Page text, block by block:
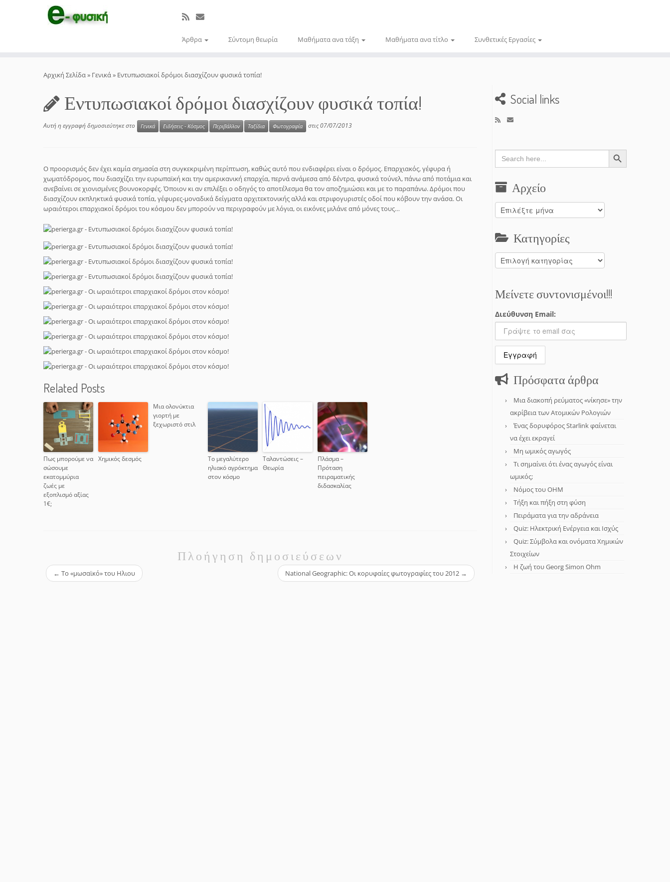
Άρθρα Σύντομη θεωρία Μαθήματα ανα τάξη Μαθήματα ανα τίτλο Συνθετικές Εργασίες
Αρχική Σελίδα» Γενικά» Εντυπωσιακοί δρόμοι διασχίζουν φυσικά τοπία!
Εντυπωσιακοί δρόμοι διασχίζουν φυσικά τοπία!
Αυτή η εγγραφή δημοσιεύτηκε στο Γενικά Ειδήσεις - Κόσμος Περιβάλλον Ταξίδια Φωτογραφία στις07/07/2013
Ο προορισμός δεν έχει καμία σημασία στη συγκεκριμένη περίπτωση, καθώς αυτό που ενδιαφέρει είναι ο δρόμος. Επαρχιακός, γέφυρα ή
χωματόδρομος, που διασχίζει την ευρωπαϊκή και την αμερικανική επαρχία, περνά ανάμεσα από δέντρα, φυσικά τούνελ, πάνω από ποτάμια και
ανεβαίνει σε χιονισμένες βουνοκορφές. Όποιον κι αν επιλέξει ο οδηγός το αποτέλεσμα θα τον αποζημιώσει και με το παραπάνω. Δρόμοι που
διασχίζουν εκπληκτικά φυσικά τοπία, γέφυρες-μοναδικά δείγματα αρχιτεκτονικής αλλά και στριφογυριστές οδοί που κόβουν την ανάσα. Οι
ωραιότεροι επαρχιακοί δρόμοι του κόσμου δεν μπορούν να περιγραφούν με λόγια, οι εικόνες μιλάνε από μόνες τους…
Related Posts
Πως μπορούμε να
σώσουμε
εκατομμύρια
ζωές με
εξοπλισμό αξίας
1€;
Χημικός δεσμός
Μια ολονύκτια
γιορτή με
ξεχωριστό στιλ
Το μεγαλύτερο
ηλιακό αγρόκτημα
στον κόσμο
Ταλαντώσεις –
Θεωρία
Πλάσμα –
Πρόταση
πειραματικής
διδασκαλίας
Πλοήγηση δημοσιεύσεων
← Το «μωσαϊκό» του Ηλιου National Geographic: Οι κορυφαίες φωτογραφίες του 2012 →
Social links
Search
for:
Search Button
Αρχείο
Αρχείο
Κατηγορίες
Κατηγορίες
Μείνετε συντονισμένοι!!!
Διεύθυνση Email:
Πρόσφατα άρθρα
Μια διακοπή ρεύματος «νίκησε» την
ακρίβεια των Ατομικών Ρολογιών
Ένας δορυφόρος Starlink φαίνεται
να έχει εκραγεί
Μη ωμικός αγωγός
Τι σημαίνει ότι ένας αγωγός είναι
ωμικός;
Νόμος του OHM
Τήξη και πήξη στη φύση
Πειράματα για την αδράνεια
Quiz: Ηλεκτρική Ενέργεια και Ισχύς
Quiz: Σύμβολα και ονόματα Χημικών
Στοιχείων
Η ζωή του Georg Simon Ohm